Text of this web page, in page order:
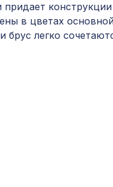
придает
в цветах
брус легко